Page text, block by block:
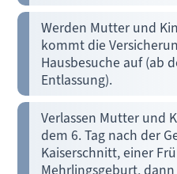
Werden Mutter und
kommt die
Hausbesuche auf (ab
Entlassung).
Verlassen Mutter und
dem 6. Tag nach der
Kaiserschnitt, einer
Mehrlingsgeburt,